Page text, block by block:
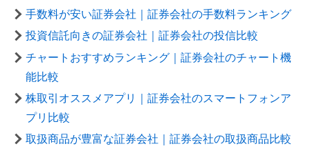
手数料が安い証券会社｜証券会社の手数料ランキング
投資信託向きの証券会社｜証券会社の投信比較
チャートおすすめランキング｜証券会社のチャート機
能比較
株取引オススメアプリ｜証券会社のスマートフォンア
プリ比較
取扱商品が豊富な証券会社｜証券会社の取扱商品比較